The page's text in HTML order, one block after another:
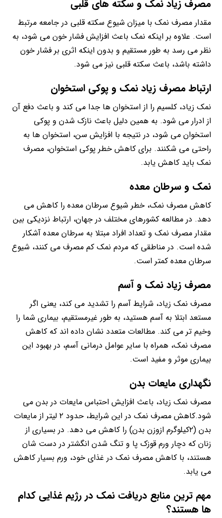
مصرف زیاد نمک و سکته های قلبی
مقدار مصرف نمک با میزان شیوع سکته قلبی در جامعه مرتبط
است. علاوه بر اینکه نمک باعث افزایش فشار خون می شود، به
نظر می رسد به طور مستقیم و بدون اینکه اثری بر فشار خون
داشته باشد، باعث سکته قلبی نیز می شود.
ارتباط مصرف زیاد نمک و پوکی استخوان
نمک زیاد، کلسیم را از استخوان ها جدا می کند و باعث دفع آن
از ادرار می شود. به همین دلیل باعث نازک شدن و پوکی
استخوان می شود، در نتیجه با افزایش سن، استخوان ها به
راحتی می شکنند. برای کاهش خطر پوکی استخوان، مصرف
نمک باید کاهش یابد.
نمک و سرطان معده
کاهش مصرف نمک، خطر شیوع سرطان معده را کاهش می
دهد. در مطالعه کشورهای مختلف در جهان، ارتباط نزدیکی بین
مقدار مصرف نمک و تعداد افراد مبتلا به سرطان معده آشکار
شده است. در مناطقی که مردم نمک کم مصرف می کنند، شیوع
سرطان معده کمتر است.
مصرف زیادنمک و آسم
مصرف نمک زیاد، شرایط آسم را تشدید می کند، یعنی اگر
مستعد ابتلا به آسم هستید، به طور غیرمستقیم، بیماری شما را
وخیم تر می کند. مطالعات متعدد نشان داده اند که کاهش
مصرف نمک، همراه با سایر عوامل درمانی آسم، در بهبود این
بیماری موثر و مفید است.
نگهداری مایعات بدن
مصرف نمک زیاد، باعث افزایش احتباس مایعات در بدن می
شود.کاهش مصرف نمک در این شرایط، حدود ۲ لیتر از مایعات
بدن (۲کیلوگرم ازوزن بدن) را کاهش می دهد. در بسیاری از
زنان که دچار ورم قوزک پا و تنگ شدن انگشتر در دست شان
هستند، با کاهش مصرف نمک در غذای خود، ورم بسیار کاهش
می یابد.
مهم ترین منابع دریافت نمک در رژیم غذایی کدام
ها هستند؟